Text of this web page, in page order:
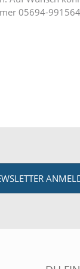
05694-